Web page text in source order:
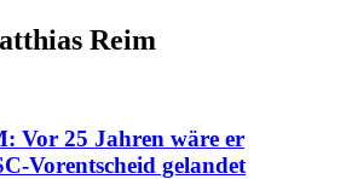
Reim
Vor 25 Jahren wäre er
Vorentscheid gelandet